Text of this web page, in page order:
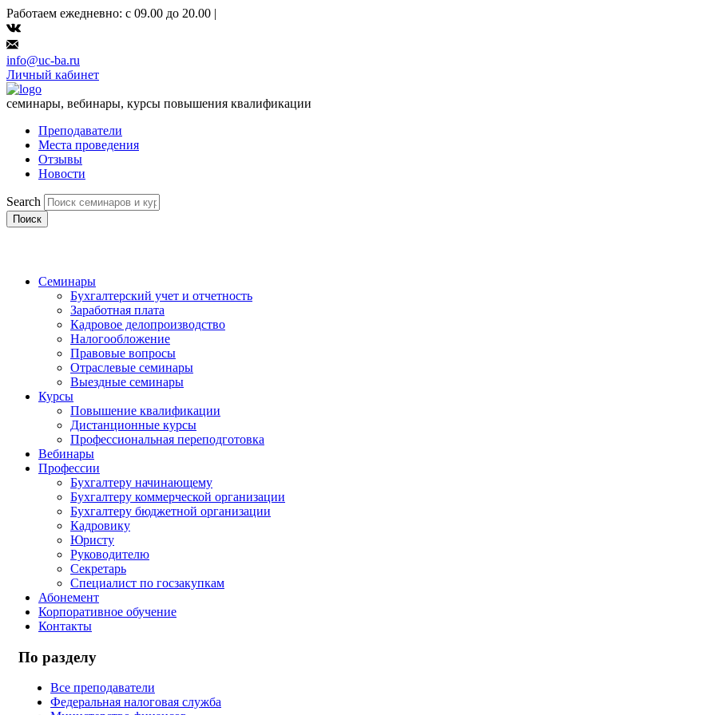
Работаем ежедневно: с 09.00 до 20.00 |
info@uc-ba.ru
Личный кабинет
семинары, вебинары, курсы повышения квалификации
Преподаватели
Места проведения
Отзывы
Новости
Search
Поиск
Семинары
Бухгалтерский учет и отчетность
Заработная плата
Кадровое делопроизводство
Налогообложение
Правовые вопросы
Отраслевые семинары
Выездные семинары
Курсы
Повышение квалификации
Дистанционные курсы
Профессиональная переподготовка
Вебинары
Профессии
Бухгалтеру начинающему
Бухгалтеру коммерческой организации
Бухгалтеру бюджетной организации
Кадровику
Юристу
Руководителю
Секретарь
Специалист по госзакупкам
Абонемент
Корпоративное обучение
Контакты
По разделу
Все преподаватели
Федеральная налоговая служба